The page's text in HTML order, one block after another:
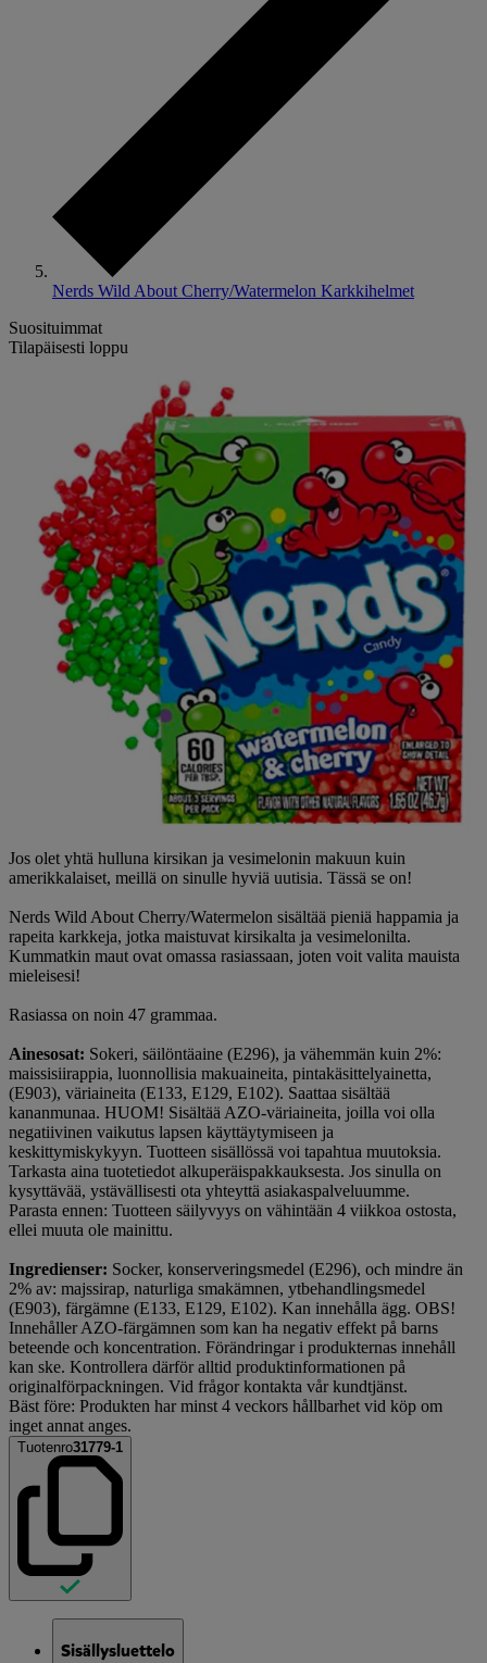
Nerds Wild About Cherry/Watermelon Karkkihelmet
Suosituimmat
Tilapäisesti loppu
Jos olet yhtä hulluna kirsikan ja vesimelonin makuun kuin
amerikkalaiset, meillä on sinulle hyviä uutisia. Tässä se on!
Nerds Wild About Cherry/Watermelon sisältää pieniä happamia ja
rapeita karkkeja, jotka maistuvat kirsikalta ja vesimelonilta.
Kummatkin maut ovat omassa rasiassaan, joten voit valita mauista
mieleisesi!
Rasiassa on noin 47 grammaa.
Ainesosat: Sokeri, säilöntäaine (E296), ja vähemmän kuin 2%:
maissisiirappia, luonnollisia makuaineita, pintakäsittelyainetta,
(E903), väriaineita (E133, E129, E102). Saattaa sisältää
kananmunaa. HUOM! Sisältää AZO-väriaineita, joilla voi olla
negatiivinen vaikutus lapsen käyttäytymiseen ja
keskittymiskykyyn. Tuotteen sisällössä voi tapahtua muutoksia.
Tarkasta aina tuotetiedot alkuperäispakkauksesta. Jos sinulla on
kysyttävää, ystävällisesti ota yhteyttä asiakaspalveluumme.
Parasta ennen: Tuotteen säilyvyys on vähintään 4 viikkoa ostosta,
ellei muuta ole mainittu.
Ingredienser: Socker, konserveringsmedel (E296), och mindre än
2% av: majssirap, naturliga smakämnen, ytbehandlingsmedel
(E903), färgämne (E133, E129, E102). Kan innehålla ägg. OBS!
Innehåller AZO-färgämnen som kan ha negativ effekt på barns
beteende och koncentration. Förändringar i produkternas innehåll
kan ske. Kontrollera därför alltid produktinformationen på
originalförpackningen. Vid frågor kontakta vår kundtjänst.
Bäst före: Produkten har minst 4 veckors hållbarhet vid köp om
inget annat anges.
Tuotenro31779-1
Sisällysluettelo